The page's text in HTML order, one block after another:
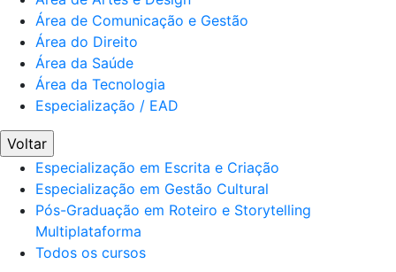
Área de Comunicação e Gestão
Área do Direito
Área da Saúde
Área da Tecnologia
Especialização / EAD
Voltar
Especialização em Escrita e Criação
Especialização em Gestão Cultural
Pós-Graduação em Roteiro e Storytelling
Multiplataforma
Todos os cursos